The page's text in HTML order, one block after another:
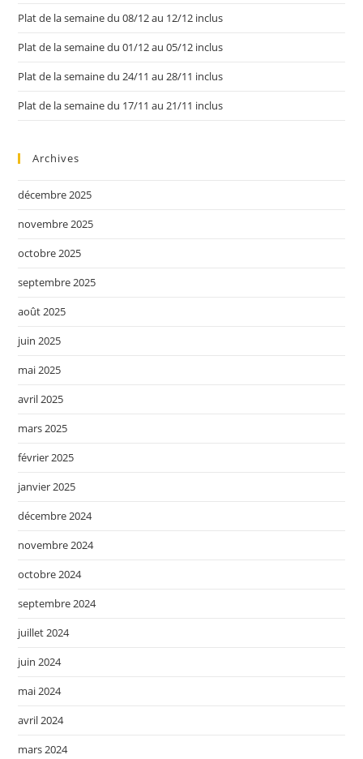
Plat de la semaine du 08/12 au 12/12 inclus
Plat de la semaine du 01/12 au 05/12 inclus
Plat de la semaine du 24/11 au 28/11 inclus
Plat de la semaine du 17/11 au 21/11 inclus
Archives
décembre 2025
novembre 2025
octobre 2025
septembre 2025
août 2025
juin 2025
mai 2025
avril 2025
mars 2025
février 2025
janvier 2025
décembre 2024
novembre 2024
octobre 2024
septembre 2024
juillet 2024
juin 2024
mai 2024
avril 2024
mars 2024